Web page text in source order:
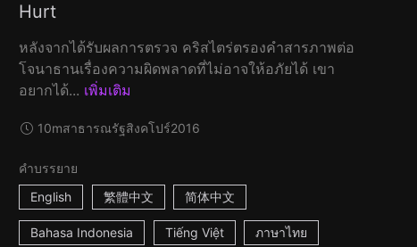
Hurt
หลังจากได้รับผลการตรวจ คริสไตร่ตรองคำสารภาพต่อ
โจนาธานเรื่องความผิดพลาดที่ไม่อาจให้อภัยได้ เขา
อยากได้... เพิ่มเติม
10mสาธารณรัฐสิงคโปร์2016
คำบรรยาย
English
繁體中文 简体中文
Bahasa Indonesia Tiếng Việt ภาษาไทย